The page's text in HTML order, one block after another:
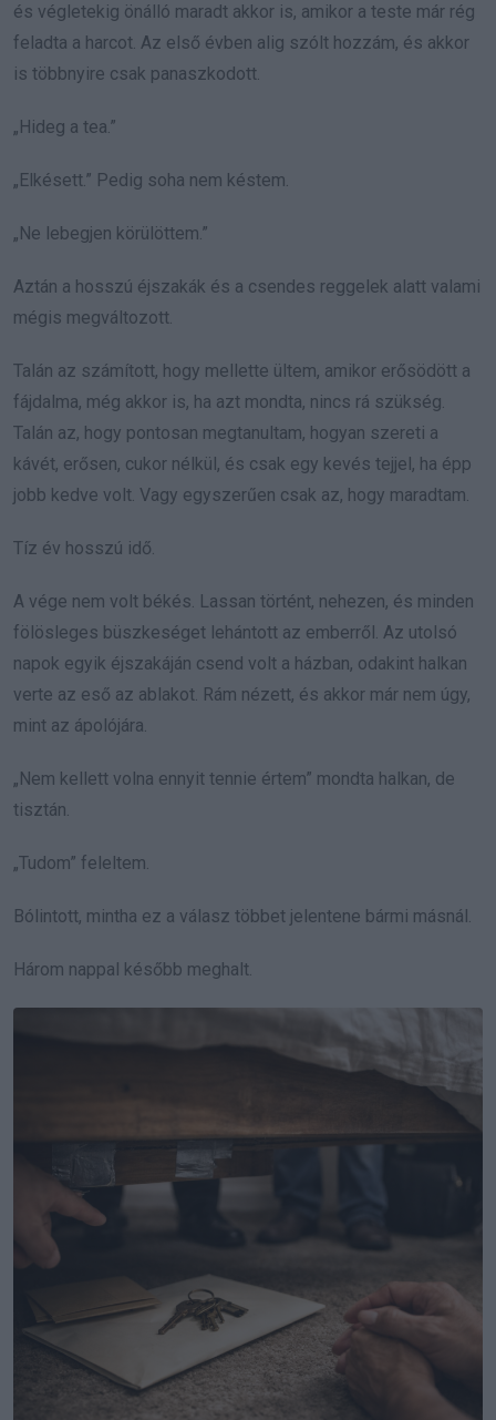
és végletekig önálló maradt akkor is, amikor a teste már rég
feladta a harcot. Az első évben alig szólt hozzám, és akkor
is többnyire csak panaszkodott.
„Hideg a tea.”
„Elkésett.” Pedig soha nem késtem.
„Ne lebegjen körülöttem.”
Aztán a hosszú éjszakák és a csendes reggelek alatt valami
mégis megváltozott.
Talán az számított, hogy mellette ültem, amikor erősödött a
fájdalma, még akkor is, ha azt mondta, nincs rá szükség.
Talán az, hogy pontosan megtanultam, hogyan szereti a
kávét, erősen, cukor nélkül, és csak egy kevés tejjel, ha épp
jobb kedve volt. Vagy egyszerűen csak az, hogy maradtam.
Tíz év hosszú idő.
A vége nem volt békés. Lassan történt, nehezen, és minden
fölösleges büszkeséget lehántott az emberről. Az utolsó
napok egyik éjszakáján csend volt a házban, odakint halkan
verte az eső az ablakot. Rám nézett, és akkor már nem úgy,
mint az ápolójára.
„Nem kellett volna ennyit tennie értem” mondta halkan, de
tisztán.
„Tudom” feleltem.
Bólintott, mintha ez a válasz többet jelentene bármi másnál.
Három nappal később meghalt.